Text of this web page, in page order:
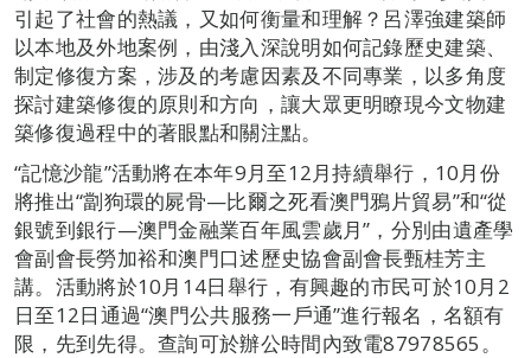
引起了社會的熱議，又如何衡量和理解？呂澤強建築師
以本地及外地案例，由淺入深說明如何記錄歷史建築、
制定修復方案，涉及的考慮因素及不同專業，以多角度
探討建築修復的原則和方向，讓大眾更明瞭現今文物建
築修復過程中的著眼點和關注點。
“記憶沙龍”活動將在本年9月至12月持續舉行，10月份
將推出“劏狗環的屍骨—比爾之死看澳門鴉片貿易”和“從
銀號到銀行—澳門金融業百年風雲歲月”，分別由遺產學
會副會長勞加裕和澳門口述歷史協會副會長甄桂芳主
講。活動將於10月14日舉行，有興趣的市民可於10月2
日至12日通過“澳門公共服務一戶通”進行報名，名額有
限，先到先得。查詢可於辦公時間內致電87978565。